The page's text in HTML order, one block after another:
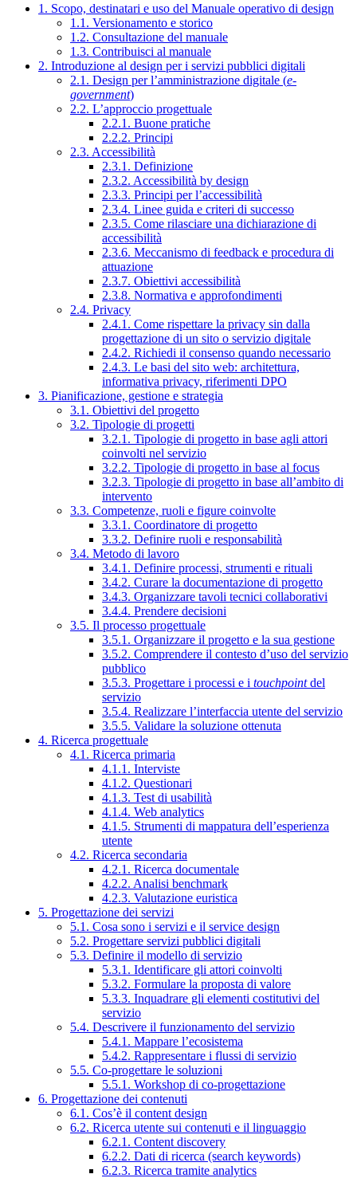
1. Scopo, destinatari e uso del Manuale operativo di design
1.1. Versionamento e storico
1.2. Consultazione del manuale
1.3. Contribuisci al manuale
2. Introduzione al design per i servizi pubblici digitali
2.1. Design per l’amministrazione digitale (e-
government)
2.2. L’approccio progettuale
2.2.1. Buone pratiche
2.2.2. Principi
2.3. Accessibilità
2.3.1. Definizione
2.3.2. Accessibilità by design
2.3.3. Principi per l’accessibilità
2.3.4. Linee guida e criteri di successo
2.3.5. Come rilasciare una dichiarazione di
accessibilità
2.3.6. Meccanismo di feedback e procedura di
attuazione
2.3.7. Obiettivi accessibilità
2.3.8. Normativa e approfondimenti
2.4. Privacy
2.4.1. Come rispettare la privacy sin dalla
progettazione di un sito o servizio digitale
2.4.2. Richiedi il consenso quando necessario
2.4.3. Le basi del sito web: architettura,
informativa privacy, riferimenti DPO
3. Pianificazione, gestione e strategia
3.1. Obiettivi del progetto
3.2. Tipologie di progetti
3.2.1. Tipologie di progetto in base agli attori
coinvolti nel servizio
3.2.2. Tipologie di progetto in base al focus
3.2.3. Tipologie di progetto in base all’ambito di
intervento
3.3. Competenze, ruoli e figure coinvolte
3.3.1. Coordinatore di progetto
3.3.2. Definire ruoli e responsabilità
3.4. Metodo di lavoro
3.4.1. Definire processi, strumenti e rituali
3.4.2. Curare la documentazione di progetto
3.4.3. Organizzare tavoli tecnici collaborativi
3.4.4. Prendere decisioni
3.5. Il processo progettuale
3.5.1. Organizzare il progetto e la sua gestione
3.5.2. Comprendere il contesto d’uso del servizio
pubblico
3.5.3. Progettare i processi e i touchpointdel
servizio
3.5.4. Realizzare l’interfaccia utente del servizio
3.5.5. Validare la soluzione ottenuta
4. Ricerca progettuale
4.1. Ricerca primaria
4.1.1. Interviste
4.1.2. Questionari
4.1.3. Test di usabilità
4.1.4. Web analytics
4.1.5. Strumenti di mappatura dell’esperienza
utente
4.2. Ricerca secondaria
4.2.1. Ricerca documentale
4.2.2. Analisi benchmark
4.2.3. Valutazione euristica
5. Progettazione dei servizi
5.1. Cosa sono i servizi e il service design
5.2. Progettare servizi pubblici digitali
5.3. Definire il modello di servizio
5.3.1. Identificare gli attori coinvolti
5.3.2. Formulare la proposta di valore
5.3.3. Inquadrare gli elementi costitutivi del
servizio
5.4. Descrivere il funzionamento del servizio
5.4.1. Mappare l’ecosistema
5.4.2. Rappresentare i flussi di servizio
5.5. Co-progettare le soluzioni
5.5.1. Workshop di co-progettazione
6. Progettazione dei contenuti
6.1. Cos’è il content design
6.2. Ricerca utente sui contenuti e il linguaggio
6.2.1. Content discovery
6.2.2. Dati di ricerca (search keywords)
6.2.3. Ricerca tramite analytics